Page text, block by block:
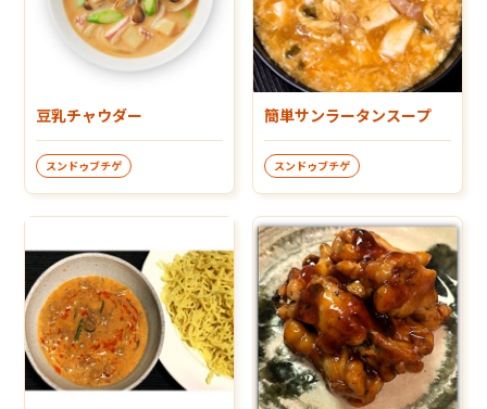
豆乳チャウダー
スンドゥブチゲ
簡単サンラータンスープ
スンドゥブチゲ